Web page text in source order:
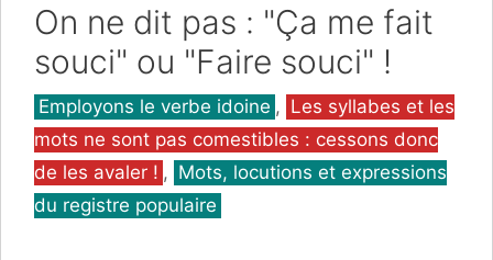
On ne dit pas : "Ça me fait
souci" ou "Faire souci" !
Catégories
Employons le verbe idoine , Les syllabes et les
mots ne sont pas comestibles : cessons donc
de les avaler ! , Mots, locutions et expressions
du registre populaire